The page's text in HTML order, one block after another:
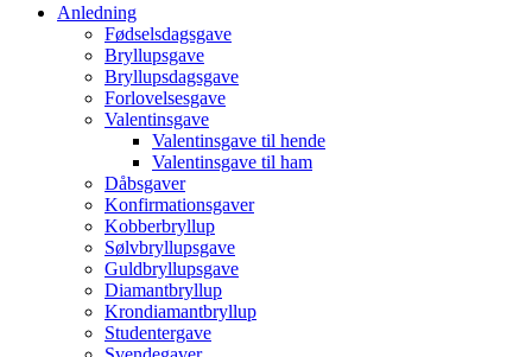
Anledning
Fødselsdagsgave
Bryllupsgave
Bryllupsdagsgave
Forlovelsesgave
Valentinsgave
Valentinsgave til hende
Valentinsgave til ham
Dåbsgaver
Konfirmationsgaver
Kobberbryllup
Sølvbryllupsgave
Guldbryllupsgave
Diamantbryllup
Krondiamantbryllup
Studentergave